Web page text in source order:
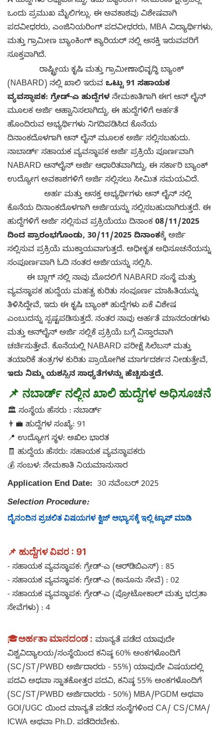
ಒಂದು ಪ್ರಮುಖ ಮೈಲಿಗಲ್ಲು. ಈ ಅವಕಾಶವು ವಿಶೇಷವಾಗಿ
ಪದವೀಧರರು, ಎಂಜಿನಿಯರಿಂಗ್ ಪದವೀಧರರು, MBA ವಿದ್ಯಾರ್ಥಿಗಳು,
ಮತ್ತು ಗ್ರಾಮೀಣ ಬ್ಯಾಂಕಿಂಗ್ ಕ್ಯಾರಿಯರ್ ನಲ್ಲಿ ಆಸಕ್ತಿ ಇರುವವರಿಗೆ
ಸೂಕ್ತವಾಗಿದೆ.
ರಾಷ್ಟ್ರೀಯ ಕೃಷಿ ಮತ್ತು ಗ್ರಾಮೀಣಾಭಿವೃದ್ಧಿ ಬ್ಯಾಂಕ್
(NABARD) ನಲ್ಲಿ ಖಾಲಿ ಇರುವ ಒಟ್ಟು 91 ಸಹಾಯಕ
ವ್ಯವಸ್ಥಾಪಕ: ಗ್ರೇಡ್-ಎ ಹುದ್ದೆಗಳ ನೇಮಕಾತಿಗಾಗಿ ಈಗ ಆನ್ ಲೈನ್
ಮೂಲಕ ಅರ್ಜಿ ಆಹ್ವಾನಿಸಲಾಗಿದ್ದು, ಈ ಹುದ್ದೆಗಳಿಗೆ ಅರ್ಹತೆ
ಹೊಂದಿರುವ ಅಭ್ಯರ್ಥಿಗಳು ನಿಗದಿಪಡಿಸಿದ ಕೊನೆಯ
ದಿನಾಂಕದೊಳಗಾಗಿ ಆನ್ ಲೈನ್ ಮೂಲಕ ಅರ್ಜಿ ಸಲ್ಲಿಸಬಹುದು.
ನಾಬಾರ್ಡ್ ಸಹಾಯಕ ವ್ಯವಸ್ಥಾಪಕ ಅರ್ಜಿ ಪ್ರಕ್ರಿಯೆ ಪೂರ್ಣವಾಗಿ
NABARD ಆನ್‌ಲೈನ್ ಅರ್ಜಿ ಆಧಾರಿತವಾಗಿದ್ದು, ಈ ಸರ್ಕಾರಿ ಬ್ಯಾಂಕ್
ಉದ್ಯೋಗ ಅವಕಾಶಗಳಿಗೆ ಅರ್ಜಿ ಸಲ್ಲಿಸಲು ಸೀಮಿತ ಸಮಯವಿದೆ.
ಅರ್ಹ ಮತ್ತು ಆಸಕ್ತ ಅಭ್ಯರ್ಥಿಗಳು ಆನ್ ಲೈನ್ ನಲ್ಲಿ
ಕೊನೆಯ ದಿನಾಂಕದೊಳಗಾಗಿ ಅರ್ಜಿಯನ್ನು ಸಲ್ಲಿಸಬಹುದಾಗಿರುತ್ತದೆ. ಈ
ಹುದ್ದೆಗಳಿಗೆ ಅರ್ಜಿ ಸಲ್ಲಿಸುವ ಪ್ರಕ್ರಿಯೆಯು ದಿನಾಂಕ 08/11/2025
ದಿಂದ ಪ್ರಾರಂಭಗೊಂಡು, 30/11/2025 ದಿನಾಂಕಕ್ಕೆ ಅರ್ಜಿ
ಸಲ್ಲಿಸುವ ಪ್ರಕ್ರಿಯೆ ಮುಕ್ತಾಯವಾಗುತ್ತದೆ. ಅಧೀಕೃತ ಅಧಿಸೂಚನೆಯನ್ನು
ಸಂಪೂರ್ಣವಾಗಿ ಓದಿ ನಂತರ ಅರ್ಜಿಯನ್ನು ಸಲ್ಲಿಸಿ.
ಈ ಬ್ಲಾಗ್ ನಲ್ಲಿ ನಾವು ಮೊದಲಿಗೆ NABARD ಸಂಸ್ಥೆ ಮತ್ತು
ವ್ಯವಸ್ಥಾಪಕ ಹುದ್ದೆಯ ಮಹತ್ವ ಕುರಿತು ಸಂಪೂರ್ಣ ಮಾಹಿತಿಯನ್ನು
ತಿಳಿಸಿದ್ದೇವೆ, ಇದು ಈ ಕೃಷಿ ಬ್ಯಾಂಕ್ ಹುದ್ದೆಗಳು ಏಕೆ ವಿಶೇಷ
ಎಂಬುದನ್ನು ಸ್ಪಷ್ಟಪಡಿಸುತ್ತದೆ. ನಂತರ ನಾವು ಅರ್ಹತೆ ಮಾನದಂಡಗಳು
ಮತ್ತು ಆನ್‌ಲೈನ್ ಅರ್ಜಿ ಸಲ್ಲಿಕೆ ಪ್ರಕ್ರಿಯೆ ಬಗ್ಗೆ ವಿಸ್ತಾರವಾಗಿ
ಚರ್ಚಿಸುತ್ತೇವೆ. ಕೊನೆಯಲ್ಲಿ NABARD ಪರೀಕ್ಷೆ ಸಿಲೆಬಸ್ ಮತ್ತು
ತಯಾರಿಕೆ ತಂತ್ರಗಳ ಕುರಿತು ಪ್ರಾಯೋಗಿಕ ಮಾರ್ಗದರ್ಶನ ನೀಡುತ್ತೇವೆ,
ಇದು ನಿಮ್ಮ ಯಶಸ್ಸಿನ ಸಾಧ್ಯತೆಗಳನ್ನು ಹೆಚ್ಚಿಸುತ್ತದೆ.
📌 ನಬಾರ್ಡ್ ನಲ್ಲಿನ ಖಾಲಿ ಹುದ್ದೆಗಳ ಅಧಿಸೂಚನೆ
🏛️ ಸಂಸ್ಥೆಯ ಹೆಸರು : ನಬಾರ್ಡ್
👨‍💼 ಹುದ್ದೆಗಳ ಸಂಖ್ಯೆ: 91
📍 ಉದ್ಯೋಗ ಸ್ಥಳ: ಅಖಿಲ ಭಾರತ
🧾 ಹುದ್ದೆಯ ಹೆಸರು: ಸಹಾಯಕ ವ್ಯವಸ್ಥಾಪಕರು
💰 ಸಂಬಳ: ನೇಮಕಾತಿ ನಿಯಮಾನುಸಾರ
Application End Date: 30 ನವೆಂಬರ್ 2025
Selection Procedure:
ದೈನಂದಿನ ಪ್ರಚಲಿತ ವಿಷಯಗಳ ಕ್ವಿಜ್ ಅಭ್ಯಾಸಕ್ಕೆ ಇಲ್ಲಿ ಟ್ಯಾಪ್ ಮಾಡಿ
📌 ಹುದ್ದೆಗಳ ವಿವರ : 91
- ಸಹಾಯಕ ವ್ಯವಸ್ಥಾಪಕ: ಗ್ರೇಡ್-ಎ (ಆರ್‌ಡಿಬಿಎಸ್) : 85
- ಸಹಾಯಕ ವ್ಯವಸ್ಥಾಪಕ: ಗ್ರೇಡ್-ಎ (ಕಾನೂನು ಸೇವೆ) : 02
- ಸಹಾಯಕ ವ್ಯವಸ್ಥಾಪಕ: ಗ್ರೇಡ್-ಎ (ಪ್ರೋಟೋಕಾಲ್ ಮತ್ತು ಭದ್ರತಾ
ಸೇವೆಗಳು) : 4
🎓ಅರ್ಹತಾ ಮಾನದಂಡ : ಮಾನ್ಯತೆ ಪಡೆದ ಯಾವುದೇ
ವಿಶ್ವವಿದ್ಯಾಲಯ/ಸಂಸ್ಥೆಯಿಂದ ಕನಿಷ್ಠ 60% ಅಂಕಗಳೊಂದಿಗೆ
(SC/ST/PWBD ಅರ್ಜಿದಾರರು - 55%) ಯಾವುದೇ ವಿಷಯದಲ್ಲಿ
ಪದವಿ ಅಥವಾ ಸ್ನಾತಕೋತ್ತರ ಪದವಿ, ಕನಿಷ್ಠ 55% ಅಂಕಗಳೊಂದಿಗೆ
(SC/ST/PWBD ಅರ್ಜಿದಾರರು - 50%) MBA/PGDM ಅಥವಾ
GOI/UGC ಯಿಂದ ಮಾನ್ಯತೆ ಪಡೆದ ಸಂಸ್ಥೆಗಳಿಂದ CA/ CS/CMA/
ICWA ಅಥವಾ Ph.D. ಪಡೆದಿರಬೇಕು.